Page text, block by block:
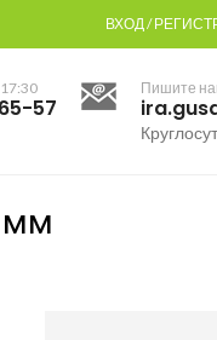
ВХОД /
57
Пишите
мм